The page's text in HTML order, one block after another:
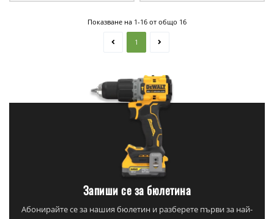
Показване на 1-16 от общо 16
1
Запиши се за бюлетина
Абонирайте се за нашия бюлетин и разберете първи за най-